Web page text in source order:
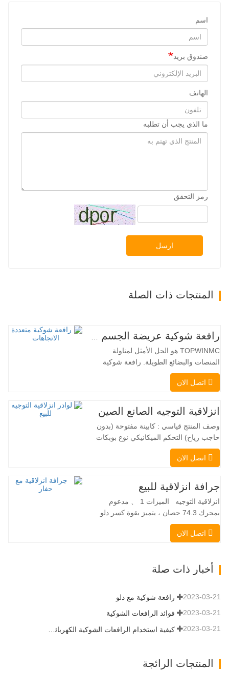
اسم
صندوق بريد
الهاتف
ما الذي يجب أن تطلبه
رمز التحقق
ارسل
المنتجات ذات الصلة
TOPWINMC هو الحل الأمثل لمناولة
المنصات والبضائع الطويلة. رافعة شوكية
ثنائية الاستخدام، تجمع بين مزايا الرافعة
الشوكية والرافعة الجانبية. محركها الكهربائي
بزاوية 360 درجة، يُمكّنان من تغيير الاتجاه
بسلاسة دون انقطاع في تدفق الحمولة، مما
يجعل TOPWINMC…
اتصل الان
انزلاقية التوجيه الصانع الصين
وصف المنتج قياسي : كابينة مفتوحة (بدون
حاجب رياح) التحكم الميكانيكي نوع بوبكات
عقبة ومقرنة سريعة ||| مضخة هيدروليكية
Danfoss الأمريكية محرك إيتون الأمريكي
التلقائي الفرامل الهيدروليكية دلو قياسي
اللودر الانزلاقي هو نوع من الآلات المناسبة
لموقع العمل الضيق…
اتصل الان
جرافة انزلاقية للبيع
انزلاقية التوجيه الميزات 1 、 مدعوم
بمحرك 74.3 حصان ، يتميز بقوة كسر دلو
عند 3350 كجم ، والأداء العالي والإنتاجية إلى
مجموعة متنوعة من الملحقات التي تتطلب
اتصل الان
أخبار ذات صلة
رافعة شوكية مع دلو 2023-03-21
فوائد الرافعات الشوكية 2023-03-21
2023-03-21
المنتجات الرائجة